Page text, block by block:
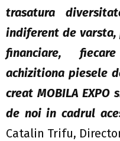
trasatura
indiferent de
financiare,
achizitiona piesele
creat MOBILA
de noi in cadrul
Catalin Trifu, Director